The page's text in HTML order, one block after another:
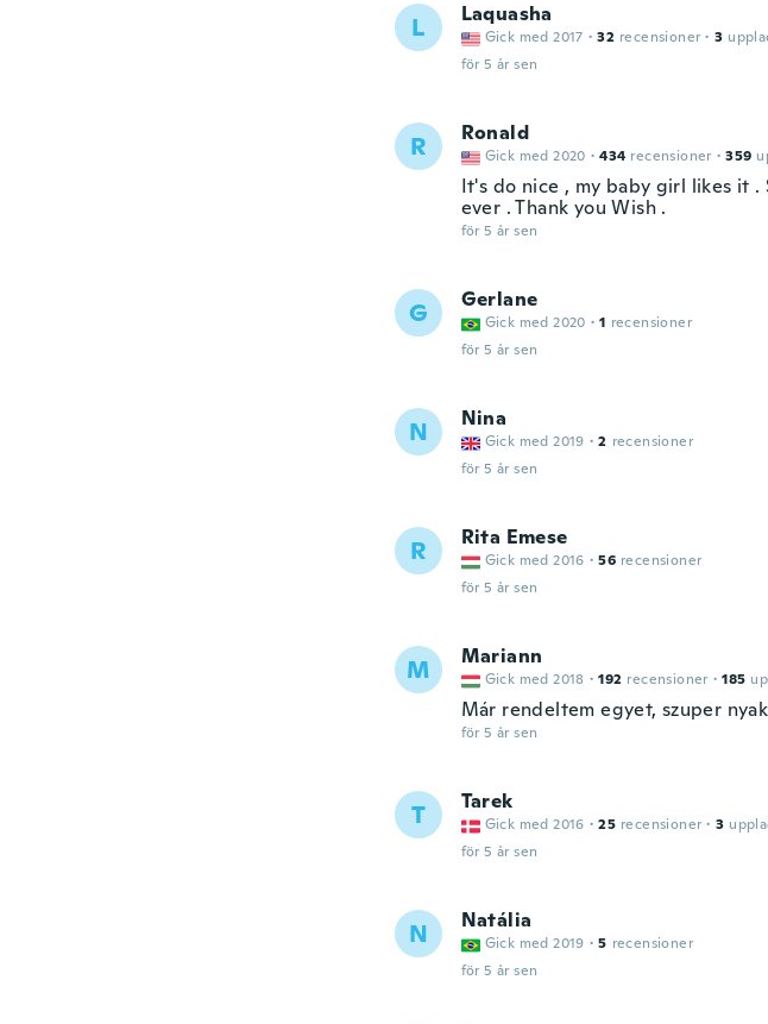
L Laquasha
Gick med 2017 · 32 recensioner · 3
för 5 år sen
R Ronald
Gick med 2020 · 434 recensioner · 359
It's do nice , my baby girl likes it
ever . Thank you Wish .
för 5 år sen
G Gerlane
Gick med 2020 · 1 recensioner
för 5 år sen
N Nina
Gick med 2019 · 2 recensioner
för 5 år sen
R Rita Emese
Gick med 2016 · 56 recensioner
för 5 år sen
M Mariann
Gick med 2018 · 192 recensioner · 185
Már rendeltem egyet, szuper
för 5 år sen
T Tarek
Gick med 2016 · 25 recensioner · 3
för 5 år sen
N Natália
Gick med 2019 · 5 recensioner
för 5 år sen